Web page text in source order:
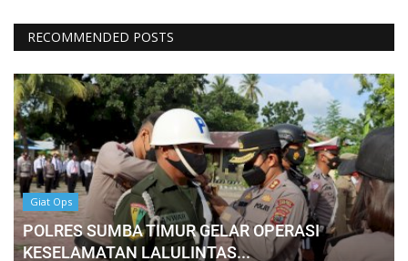
RECOMMENDED POSTS
Giat Ops
POLRES SUMBA TIMUR GELAR OPERASI
KESELAMATAN LALULINTAS...